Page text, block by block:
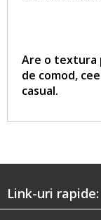
Are o textura
de comod,
casual.
Link-uri rapide: